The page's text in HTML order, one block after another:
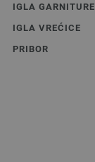
IGLA GARNITURE
IGLA VREĆICE
PRIBOR